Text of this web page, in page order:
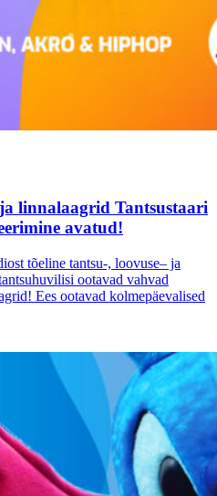
linnalaagrid Tantsustaari
avatud!
tõeline tantsu-, loovuse– ja
ootavad vahvad
Ees ootavad kolmepäevalised